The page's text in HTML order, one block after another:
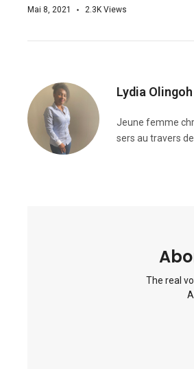
Mai 8, 2021 2.3K Views
Lydia Olingoh
Jeune femme
sers au travers
The real